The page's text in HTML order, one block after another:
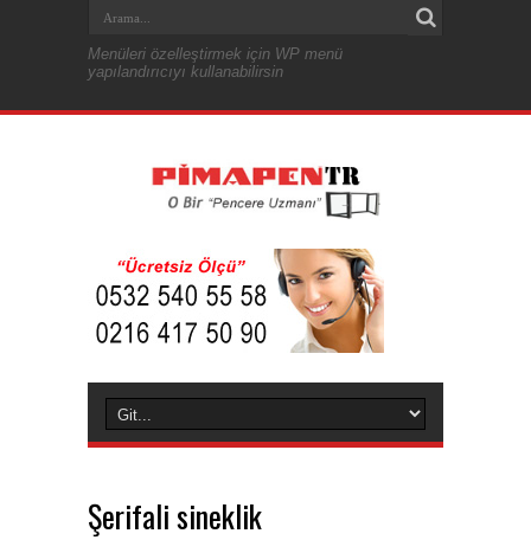
Menüleri özelleştirmek için WP menü
yapılandırıcıyı kullanabilirsin
Şerifali sineklik